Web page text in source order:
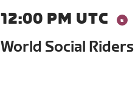
12:00 PM UTC
World Social Riders